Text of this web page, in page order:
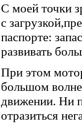
С моей точки
с
паспорте:
развивать
При этом
большом
движении. Ни
отразиться